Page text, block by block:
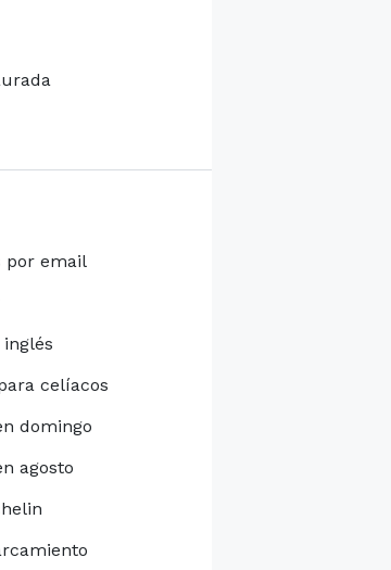
por email
celíacos
domingo
agosto